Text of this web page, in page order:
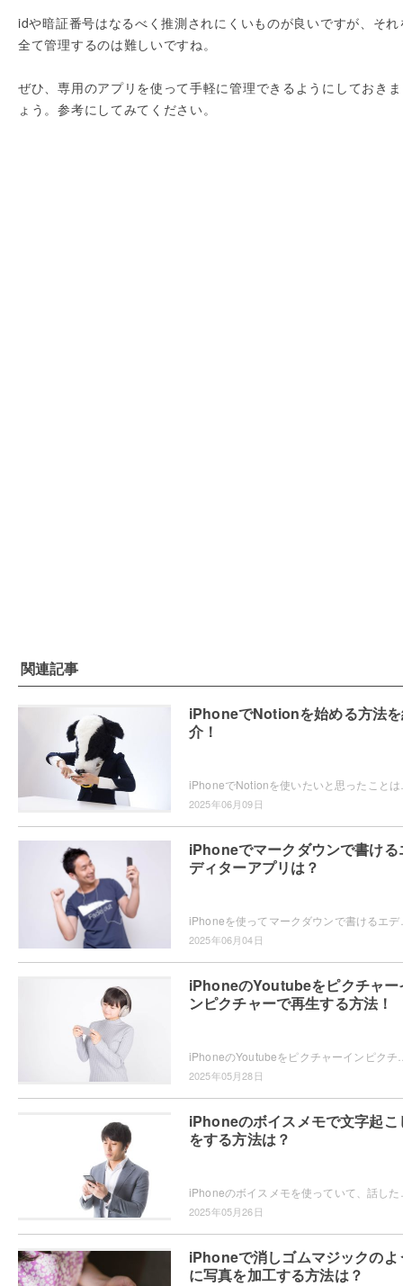
idや暗証番号はなるべく推測されにくいものが良いですが、それ
全て管理するのは難しいですね。
ぜひ、専用のアプリを使って手軽に管理できるようにしておき
ょう。参考にしてみてください。
関連記事
iPhoneでNotionを始める方法
介！
2025年06月09日
iPhoneでマークダウンで書ける
ディターアプリは？
2025年06月04日
iPhoneのYoutubeをピクチャー
ンピクチャーで再生する方法！
2025年05月28日
iPhoneのボイスメモで文字起こ
をする方法は？
2025年05月26日
iPhoneで消しゴムマジックのよ
に写真を加工する方法は？